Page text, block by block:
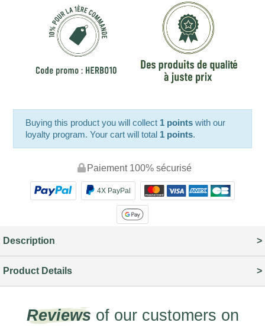
Buying this product you will collect 1 points with our
loyalty program. Your cart will total 1 points.
Paiement 100% sécurisé
4X PayPal
Description
Product Details
Reviews of our customers on